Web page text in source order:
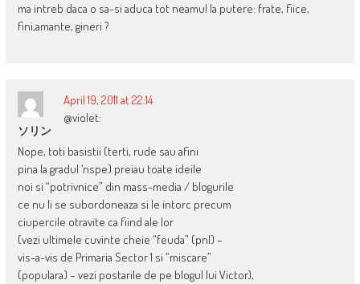
ma intreb daca o sa-si aduca tot neamul la putere: frate, fiice,
fini,amante, gineri ?
ソリン
April 19, 2011 at 22:14
@violet:
Nope, toti basistii (terti, rude sau afini
pina la gradul ‘nspe) preiau toate ideile
noi si “potrivnice” din mass-media / blogurile
ce nu li se subordoneaza si le intorc precum
ciupercile otravite ca fiind ale lor
(vezi ultimele cuvinte cheie “feuda” (pnl) –
vis-a-vis de Primaria Sector 1 si “miscare”
(populara) – vezi postarile de pe blogul lui Victor),